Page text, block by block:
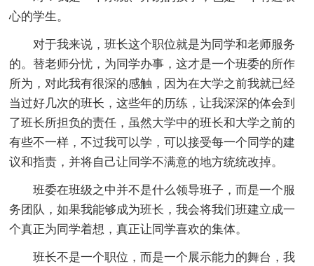
心的学生。
对于我来说，班长这个职位就是为同学和老师服务
的。替老师分忧，为同学办事，这才是一个班委的所作
所为，对此我有很深的感触，因为在大学之前我就已经
当过好几次的班长，这些年的历练，让我深深的体会到
了班长所担负的责任，虽然大学中的班长和大学之前的
有些不一样，不过我可以学，可以接受每一个同学的建
议和指责，并将自己让同学不满意的地方统统改掉。
班委在班级之中并不是什么领导班子，而是一个服
务团队，如果我能够成为班长，我会将我们班建立成一
个真正为同学着想，真正让同学喜欢的集体。
班长不是一个职位，而是一个展示能力的舞台，我